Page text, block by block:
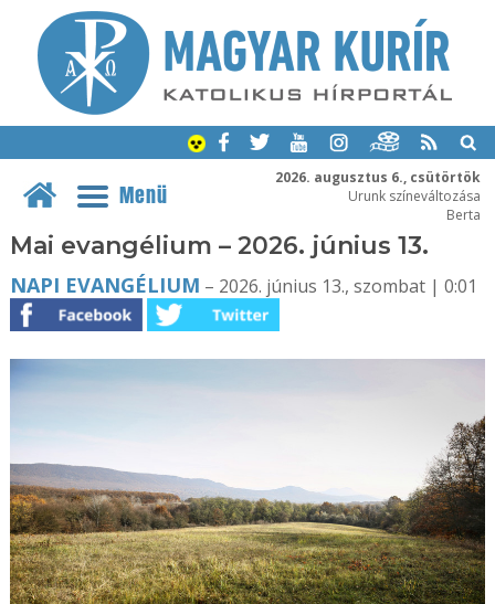
2026. augusztus 6., csütörtök
Urunk színeváltozása
Berta
Menü
Mai evangélium – 2026. június 13.
NAPI EVANGÉLIUM – 2026. június 13., szombat | 0:01